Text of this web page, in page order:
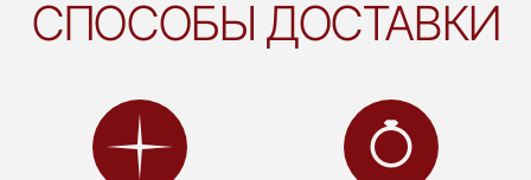
СПОСОБЫ ДОСТАВКИ